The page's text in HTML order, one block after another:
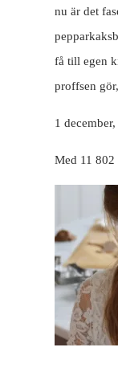
nu är det
få till egen
proffsen
1
Med 11 802